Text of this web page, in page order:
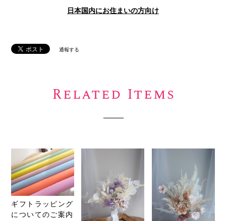
日本国内にお住まいの方向け
通報する
Related Items
ギフトラッピング
についてのご案内